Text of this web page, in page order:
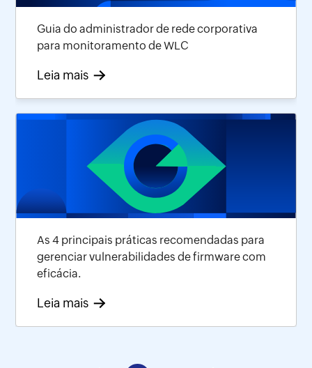
Guia do administrador de rede corporativa
para monitoramento de WLC
Leia mais
As 4 principais práticas recomendadas para
gerenciar vulnerabilidades de firmware com
eficácia.
Leia mais